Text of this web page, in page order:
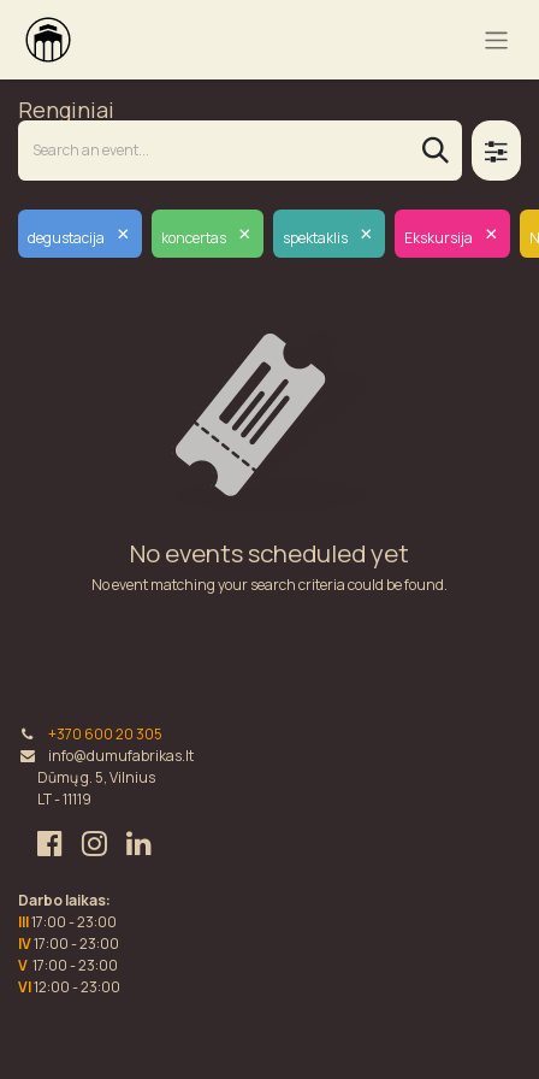
Renginiai
degustacija × koncertas × spektaklis × Ekskursija ×
No events scheduled yet
No event matching your search criteria could be found.
+370 600 20 305
info@dumufabrikas.lt
Dūmų g. 5, Vilnius
LT - 11119
Darbo laikas:
III17:00 - 23:00
IV17:00 - 23:00
V 17:00 - 23:00
VI12:00 - 23:00